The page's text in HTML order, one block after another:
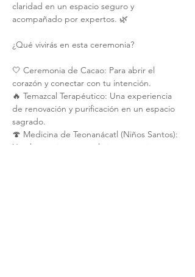
claridad en un espacio seguro y
acompañado por expertos. 🌿
¿Qué vivirás en esta ceremonia?
🤍 Ceremonia de Cacao: Para abrir el
corazón y conectar con tu intención.
🔥 Temazcal Terapéutico: Una experiencia
de renovación y purificación en un espacio
sagrado.
🍄 Medicina de Teonanácatl (Niños Santos):
Una herramienta para la introspección,